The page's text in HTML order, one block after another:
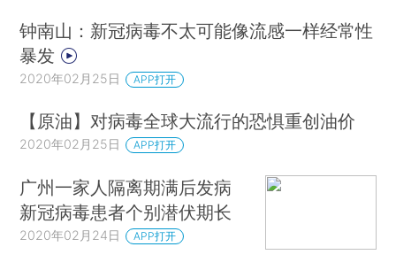
钟南山：新冠病毒不太可能像流感一样经常性
暴发
2020年02月25日 APP打开
【原油】对病毒全球大流行的恐惧重创油价
2020年02月25日 APP打开
广州一家人隔离期满后发病
新冠病毒患者个别潜伏期长
2020年02月24日 APP打开